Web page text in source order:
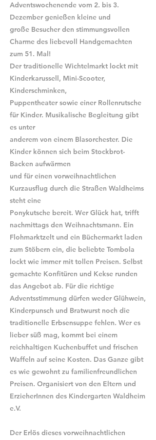
Adventswochenende vom 2. bis 3.
Dezember genießen kleine und
große Besucher den stimmungsvollen
Charme des liebevoll Handgemachten
zum 51. Mal!
Der traditionelle Wichtelmarkt lockt mit
Kinderkarussell, Mini-Scooter,
Kinderschminken,
Puppentheater sowie einer Rollenrutsche
für Kinder. Musikalische Begleitung gibt
es unter
anderem von einem Blasorchester. Die
Kinder können sich beim Stockbrot-
Backen aufwärmen
und für einen vorweihnachtlichen
Kurzausflug durch die Straßen Waldheims
steht eine
Ponykutsche bereit. Wer Glück hat, trifft
nachmittags den Weihnachtsmann. Ein
Flohmarktzelt und ein Büchermarkt laden
zum Stöbern ein, die beliebte Tombola
lockt wie immer mit tollen Preisen. Selbst
gemachte Konfitüren und Kekse runden
das Angebot ab. Für die richtige
Adventsstimmung dürfen weder Glühwein,
Kinderpunsch und Bratwurst noch die
traditionelle Erbsensuppe fehlen. Wer es
lieber süß mag, kommt bei einem
reichhaltigen Kuchenbuffet und frischen
Waffeln auf seine Kosten. Das Ganze gibt
es wie gewohnt zu familienfreundlichen
Preisen. Organisiert von den Eltern und
ErzieherInnen des Kindergarten Waldheim
e.V.
Der Erlös dieses vorweihnachtlichen